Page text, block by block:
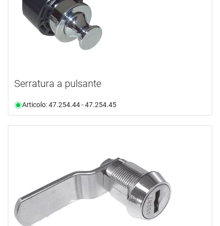
Serratura a pulsante
Articolo: 47.254.44 - 47.254.45